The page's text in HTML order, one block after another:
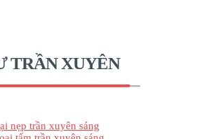
TRẦN XUYÊN
nẹp trần xuyên sáng